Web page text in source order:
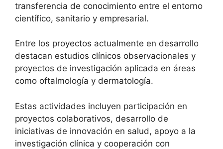
transferencia de conocimiento entre el entorno
científico, sanitario y empresarial.
Entre los proyectos actualmente en desarrollo
destacan estudios clínicos observacionales y
proyectos de investigación aplicada en áreas
como oftalmología y dermatología.
Estas actividades incluyen participación en
proyectos colaborativos, desarrollo de
iniciativas de innovación en salud, apoyo a la
investigación clínica y cooperación con